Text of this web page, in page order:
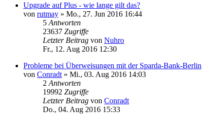
Upgrade auf Plus - wie lange gilt das?
von rutmay » Mo., 27. Jun 2016 16:44
5 Antworten
23637 Zugriffe
Letzter Beitrag von Nuhro
Fr., 12. Aug 2016 12:30
Probleme bei Überweisungen mit der Sparda-Bank-Berlin
von Conradt » Mi., 03. Aug 2016 14:03
2 Antworten
19992 Zugriffe
Letzter Beitrag von Conradt
Do., 04. Aug 2016 15:33